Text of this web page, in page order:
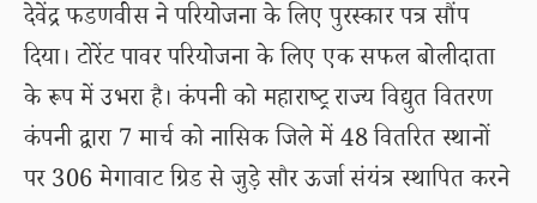
देवेंद्र फडणवीस ने परियोजना के लिए पुरस्कार पत्र सौंप
दिया। टोरेंट पावर परियोजना के लिए एक सफल बोलीदाता
के रूप में उभरा है। कंपनी को महाराष्ट्र राज्य विद्युत वितरण
कंपनी द्वारा 7 मार्च को नासिक जिले में 48 वितरित स्थानों
पर 306 मेगावाट ग्रिड से जुड़े सौर ऊर्जा संयंत्र स्थापित करने